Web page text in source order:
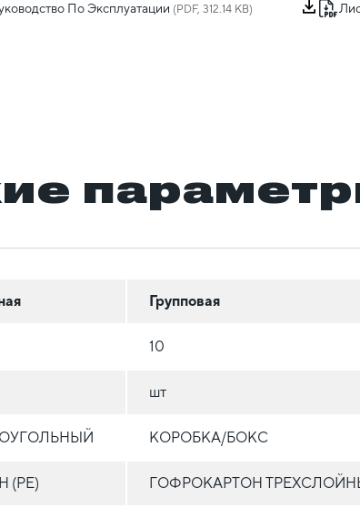
По Эксплуатации (PDF, 312.14 KB)
Групповая
10
шт
КОРОБКА/БОКС
(PE) ГОФРОКАРТОН